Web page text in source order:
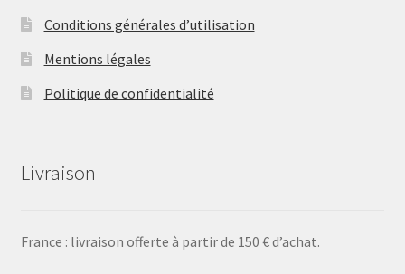
Conditions générales d’utilisation
Mentions légales
Politique de confidentialité
Livraison
France : livraison offerte à partir de 150 € d’achat.